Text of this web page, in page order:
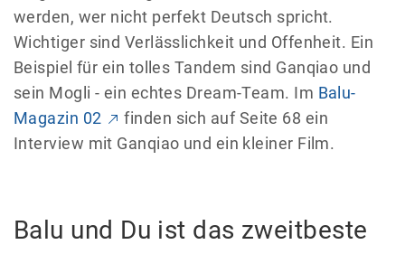
werden, wer nicht perfekt Deutsch spricht.
Wichtiger sind Verlässlichkeit und Offenheit. Ein
Beispiel für ein tolles Tandem sind Ganqiao und
sein Mogli - ein echtes Dream-Team. Im Balu-
Magazin 02
finden sich auf Seite 68 ein
Interview mit Ganqiao und ein kleiner Film.
Balu und Du ist das zweitbeste